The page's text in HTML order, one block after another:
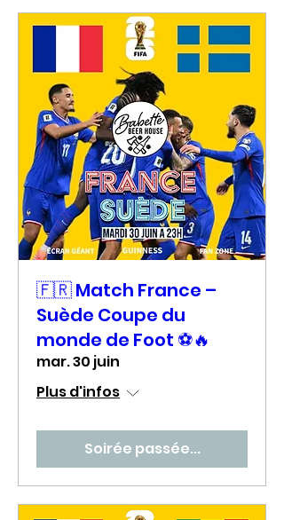
🇫🇷 Match France –
Suède Coupe du
monde de Foot ⚽🔥
mar. 30 juin
Plus d'infos
Soirée passée...